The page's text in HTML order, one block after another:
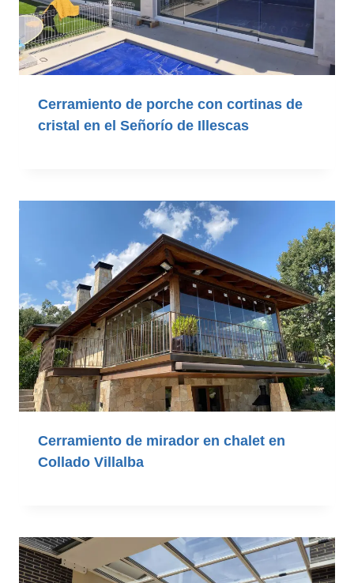
Cerramiento de porche con cortinas de
cristal en el Señorío de Illescas
Cerramiento de mirador en chalet en
Collado Villalba